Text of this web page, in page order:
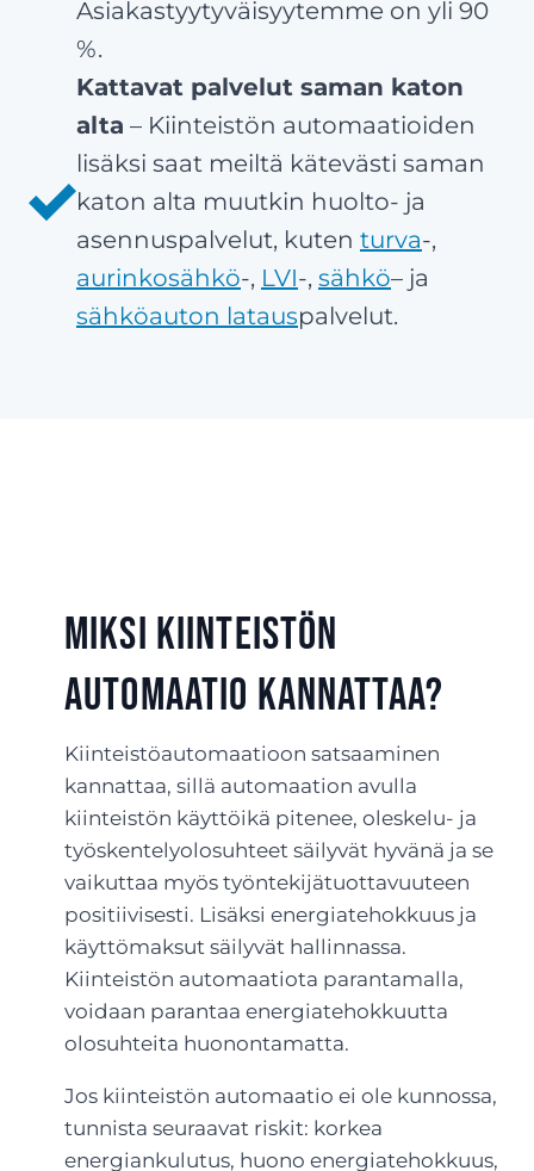
Asiakastyytyväisyytemme on yli 90
%.
Kattavat palvelut saman katon
alta – Kiinteistön automaatioiden
lisäksi saat meiltä kätevästi saman
katon alta muutkin huolto- ja
asennuspalvelut, kuten turva-,
aurinkosähkö-, LVI-, sähkö– ja
sähköauton latauspalvelut.
Miksi kiinteistön
automaatio kannattaa?
Kiinteistöautomaatioon satsaaminen
kannattaa, sillä automaation avulla
kiinteistön käyttöikä pitenee, oleskelu- ja
työskentelyolosuhteet säilyvät hyvänä ja se
vaikuttaa myös työntekijätuottavuuteen
positiivisesti. Lisäksi energiatehokkuus ja
käyttömaksut säilyvät hallinnassa.
Kiinteistön automaatiota parantamalla,
voidaan parantaa energiatehokkuutta
olosuhteita huonontamatta.
Jos kiinteistön automaatio ei ole kunnossa,
tunnista seuraavat riskit: korkea
energiankulutus, huono energiatehokkuus,